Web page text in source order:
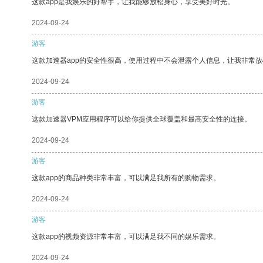
这款app是我娱乐的好帮手，让我能够放松身心，享受美好时光。
2024-09-24
游客
这款加速器app的安全性很高，使用过程中不会泄露个人信息，让我非常
2024-09-24
游客
这款加速器VPM应用程序可以给你提供全球覆盖和最高安全性的连接。
2024-09-24
游客
这款app的商品种类非常丰富，可以满足我所有的购物需求。
2024-09-24
游客
这款app的视频资源非常丰富，可以满足我不同的娱乐需求。
2024-09-24